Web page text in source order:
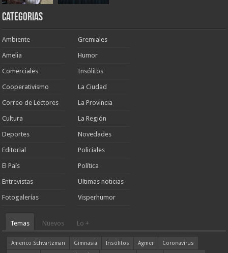
Categorias
Ambiente
Amelia
Comerciales
Cooperativismo
Correo de Lectores
Cultura
Deportes
Editorial
El País
Entrevistas
Fotogalerías
Gremiales
Humor
Insólitos
La Ciudad
La Provincia
La Región
Novedades
Policiales
Política
Ultimas noticias
Visperhumor
Temas Nuevos Lo +
Americo Schvartzman Gimnasia Insólitos Agmer
Coronavirus